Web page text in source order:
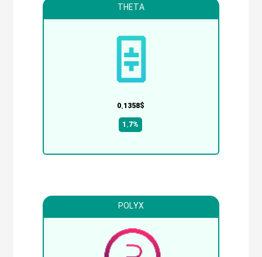
THETA
0.1358$
1.7%
POLYX